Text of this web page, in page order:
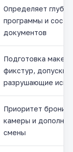
Определяет
программы и
документов
Подготовка
фикстур, допуски
разрушающие
Приоритет
камеры и
смены